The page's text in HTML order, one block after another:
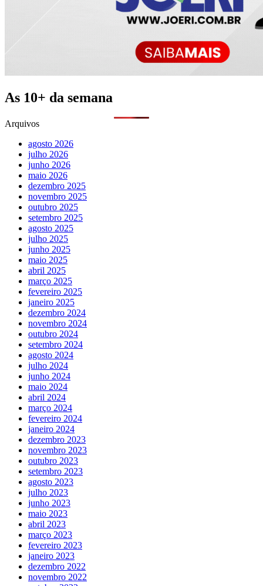
As 10+ da semana
Arquivos
agosto 2026
julho 2026
junho 2026
maio 2026
dezembro 2025
novembro 2025
outubro 2025
setembro 2025
agosto 2025
julho 2025
junho 2025
maio 2025
abril 2025
março 2025
fevereiro 2025
janeiro 2025
dezembro 2024
novembro 2024
outubro 2024
setembro 2024
agosto 2024
julho 2024
junho 2024
maio 2024
abril 2024
março 2024
fevereiro 2024
janeiro 2024
dezembro 2023
novembro 2023
outubro 2023
setembro 2023
agosto 2023
julho 2023
junho 2023
maio 2023
abril 2023
março 2023
fevereiro 2023
janeiro 2023
dezembro 2022
novembro 2022